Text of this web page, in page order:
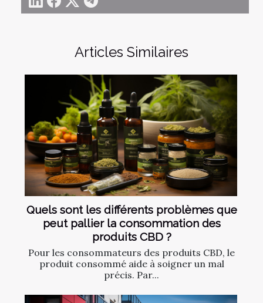
Articles Similaires
Quels sont les différents problèmes que
peut pallier la consommation des
produits CBD ?
Pour les consommateurs des produits CBD, le
produit consommé aide à soigner un mal
précis. Par...